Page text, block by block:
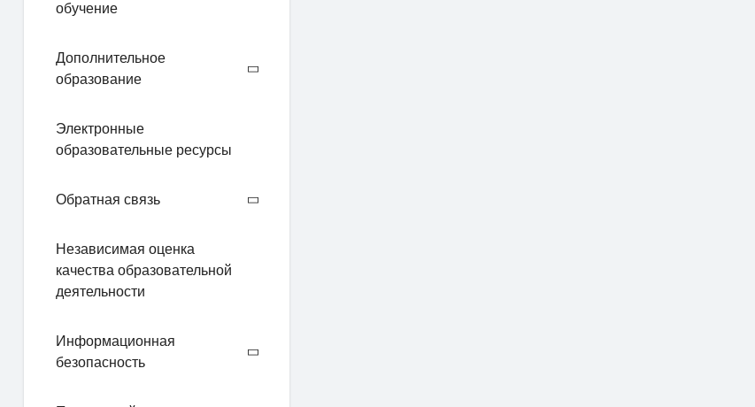
обучение
Дополнительное
образование
Электронные
образовательные ресурсы
Обратная связь
Независимая оценка
качества образовательной
деятельности
Информационная
безопасность